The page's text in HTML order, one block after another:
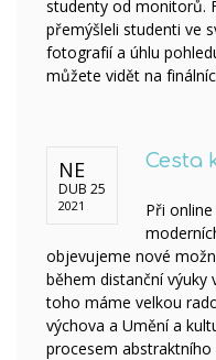
studenty od monitorů.
přemýšleli studenti ve
fotografií a úhlu
můžete vidět na
NE
DUB 25
2021
Cesta
Při
objevujeme nové
během distanční výuky
toho máme velkou
výchova a Umění a
procesem